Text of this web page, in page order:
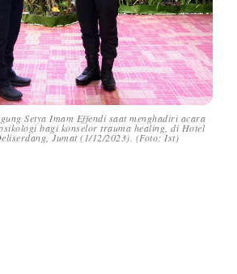
Setya Imam Effendi saat menghadiri acara
bagi konselor trauma healing, di Hotel
Jumat (1/12/2023). (Foto: Ist)